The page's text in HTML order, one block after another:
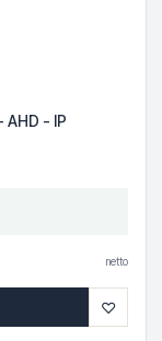
- IP
netto
♡